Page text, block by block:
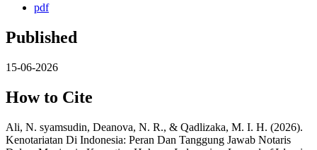
pdf
Published
15-06-2026
How to Cite
Ali, N. syamsudin, Deanova, N. R., & Qadlizaka, M. I. H. (2026).
Kenotariatan Di Indonesia: Peran Dan Tanggung Jawab Notaris